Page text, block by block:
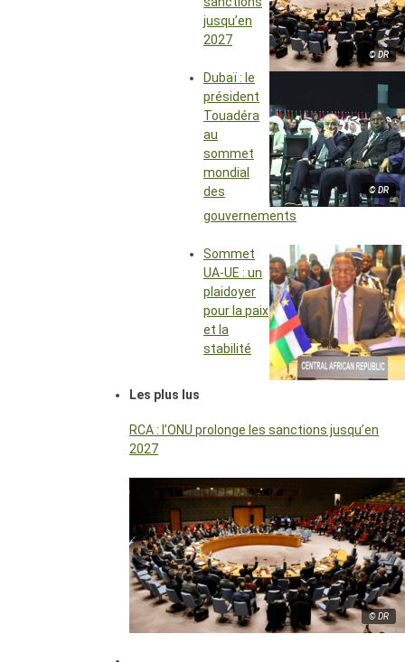
© DR
jusqu’en
2027
© DR
Dubaï : le
président
Touadéra
au
sommet
mondial
des
gouvernements
Sommet
UA-UE : un
plaidoyer
pour la paix
et la
stabilité
Les plus lus
RCA : l’ONU prolonge les sanctions jusqu’en
2027
© DR